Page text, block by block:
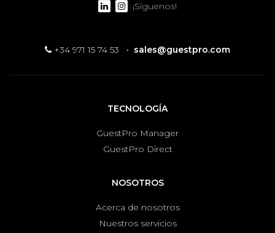
¡Síguenos!
+34 971 15 74 53 · sales@guestpro.com
TECNOLOGÍA
GuestPro Manager
GuestPro Direct
NOSOTROS
Acerca de nosotros
Nuestros servicios